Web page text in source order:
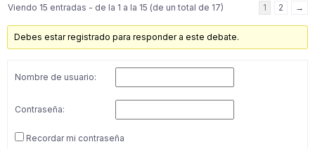
Viendo 15 entradas - de la 1 a la 15 (de un total de 17) 1 2 →
Debes estar registrado para responder a este debate.
Nombre de usuario:
Contraseña:
Recordar mi contraseña